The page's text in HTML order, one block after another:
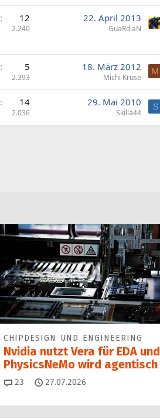
12
2.240
22. April 2013
GuaRdiaN
5
2.393
18. März 2012
Michi Kruse
M
14
2.036
29. Mai 2010
Skilla44
S
CHIPDESIGN UND ENGINEERING
Nvidia nutzt Vera für EDA und
PhysicsNeMo wird agentisch
23 Kommentare
27.07.2026